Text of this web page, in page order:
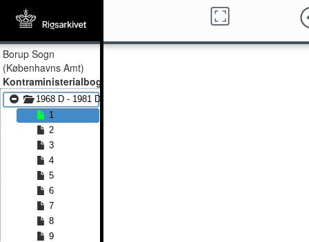
Borup Sogn
(Københavns Amt)
Kontraministerialbog
1968 D - 1981 D
1
2
3
4
5
6
7
8
9